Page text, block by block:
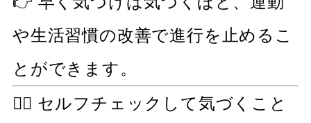
や生活習慣の改善で進行を止めるこ
とができます。
🧍‍♀️ セルフチェックして気づくこと